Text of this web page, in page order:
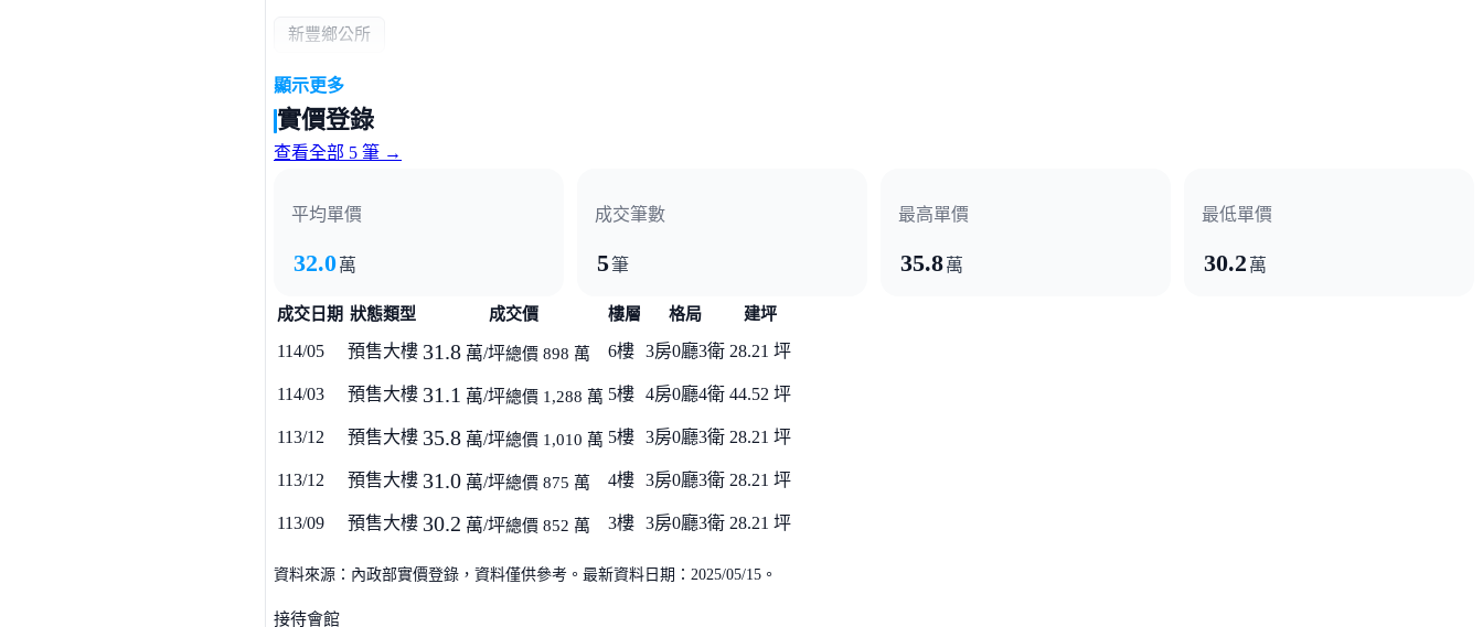
新豐鄉公所
其他
顯示更多
實價登錄
查看全部 5 筆 →
平均單價
32.0萬
成交筆數
5筆
最高單價
35.8萬
最低單價
30.2 萬
成交日期 狀態類型 成交價 樓層 格局 建坪
114/05 預售大樓 31.8 萬/坪總價 898 萬 6樓 3房0廳3衛 28.21 坪
114/03 預售大樓 31.1 萬/坪總價 1,288 萬 5樓 4房0廳4衛 44.52 坪
113/12 預售大樓 35.8 萬/坪總價 1,010 萬 5樓 3房0廳3衛 28.21 坪
113/12 預售大樓 31.0 萬/坪總價 875 萬 4樓 3房0廳3衛 28.21 坪
113/09 預售大樓 30.2 萬/坪總價 852 萬 3樓 3房0廳3衛 28.21 坪
資料來源：內政部實價登錄，資料僅供參考。最新資料日期：2025/05/15。
接待會館